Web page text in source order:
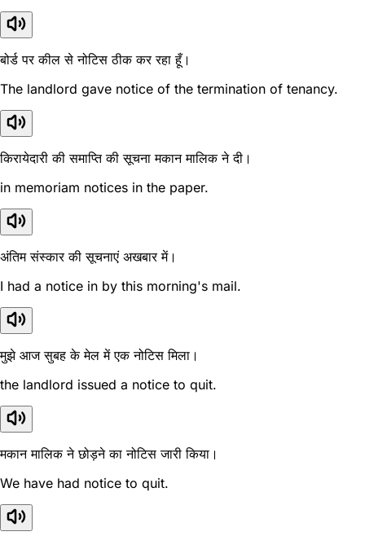
बोर्ड पर कील से नोटिस ठीक कर रहा हूँ।
The landlord gave notice of the termination of tenancy.
किरायेदारी की समाप्ति की सूचना मकान मालिक ने दी।
in memoriam notices in the paper.
अंतिम संस्कार की सूचनाएं अखबार में।
I had a notice in by this morning's mail.
मुझे आज सुबह के मेल में एक नोटिस मिला।
the landlord issued a notice to quit.
मकान मालिक ने छोड़ने का नोटिस जारी किया।
We have had notice to quit.